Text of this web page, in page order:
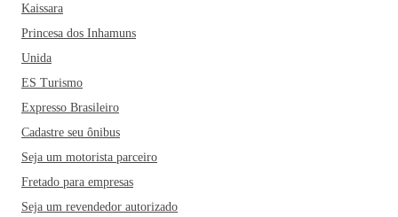
Kaissara
Princesa dos Inhamuns
Unida
ES Turismo
Expresso Brasileiro
Cadastre seu ônibus
Seja um motorista parceiro
Fretado para empresas
Seja um revendedor autorizado